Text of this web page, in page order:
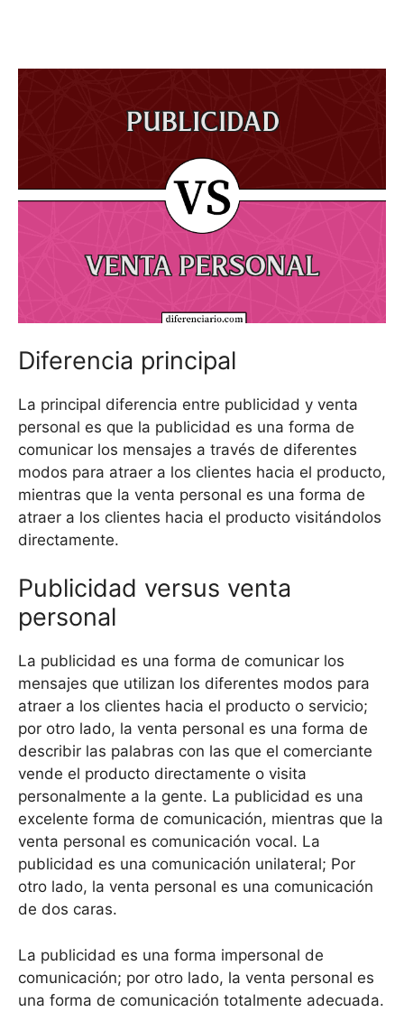
Diferencia principal
La principal diferencia entre publicidad y venta
personal es que la publicidad es una forma de
comunicar los mensajes a través de diferentes
modos para atraer a los clientes hacia el producto,
mientras que la venta personal es una forma de
atraer a los clientes hacia el producto visitándolos
directamente.
Publicidad versus venta
personal
La publicidad es una forma de comunicar los
mensajes que utilizan los diferentes modos para
atraer a los clientes hacia el producto o servicio;
por otro lado, la venta personal es una forma de
describir las palabras con las que el comerciante
vende el producto directamente o visita
personalmente a la gente. La publicidad es una
excelente forma de comunicación, mientras que la
venta personal es comunicación vocal. La
publicidad es una comunicación unilateral; Por
otro lado, la venta personal es una comunicación
de dos caras.
La publicidad es una forma impersonal de
comunicación; por otro lado, la venta personal es
una forma de comunicación totalmente adecuada.